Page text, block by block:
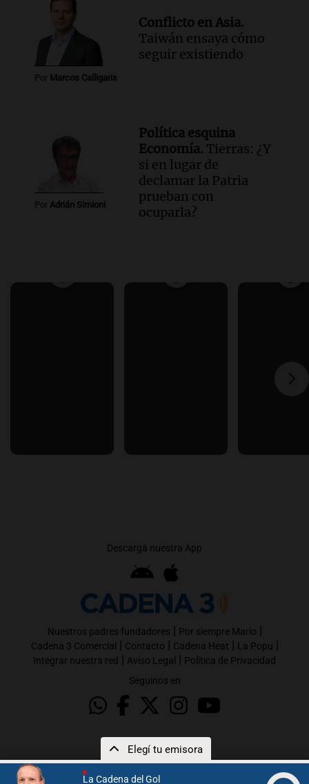
La Cadena del Gol
Elegí tu emisora
Por Marcos Calligaris
Conflicto en Asia.
Taiwán ensaya cómo
seguir existiendo
Por Adrián Simioni
Política esquina
Economía. Tierras: ¿Y
si en lugar de
declamar la Patria
prueban con
ocuparla?
Descargá nuestra App
Nuestros padres fundadores | Por siempre Mario |
Cadena 3 Comercial | Contacto | Cadena Heat | La Popu |
Integrar nuestra red | Aviso Legal | Política de Privacidad
Seguinos en